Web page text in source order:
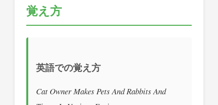
覚え方
英語での覚え方
Cat Owner Makes Pets And Rabbits And